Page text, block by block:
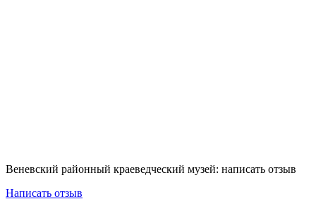
Веневский районный краеведческий музей: написать отзыв
Написать отзыв